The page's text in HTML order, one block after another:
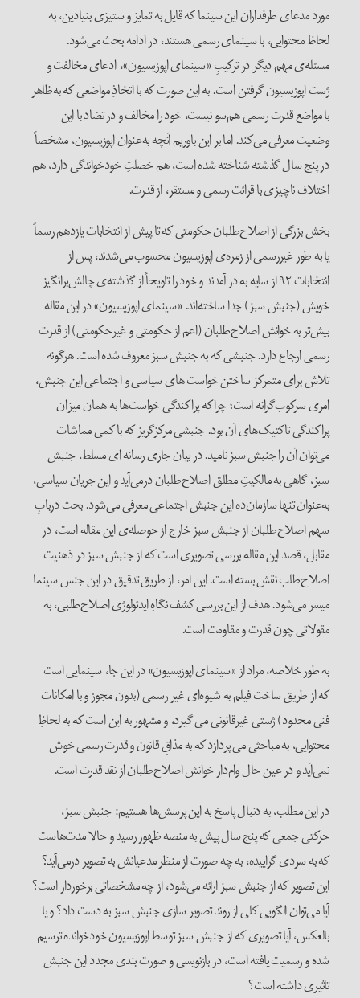
مورد مدعای طرفداران این سینما که قایل به تمایز و ستیزی بنیادین، به
لحاظ محتوایی، با سینمای رسمی هستند، در ادامه بحث می‌شود.
مسئله‌ی مهم دیگر در ترکیبِ «سینمای اپوزیسیون»، ادعای مخالفت و
ژست اپوزیسیون گرفتن است. به این صورت که با اتخاذِ مواضعی که به‌ظاهر
با مواضع قدرت رسمی هم‌سو نیست، خود را مخالف و در تضاد با این
وضعیت معرفی می‌کند. اما بر این باوریم آنچه به‌عنوان اپوزیسیون، مشخصاً
در پنج سال گذشته شناخته شده است، هم خصلتِ خودخواندگی دارد، هم
اختلاف ناچیزی با قرائت رسمی و مستقر، از قدرت.
بخش بزرگی از اصلاح‌طلبان حکومتی که تا پیش از انتخابات یازدهم رسماً
یا به طور غیررسمی از زمره‌ی اپوزیسیون محسوب می‌شدند، پس از
انتخابات ۹۲ از سایه به در آمدند و خود را تلویحاً از گذشته‌ی چالش‌برانگیز
خویش (جنبش سبز) جدا ساخته‌اند. «سینمای اپوزیسیون» در این مقاله
بیش‌تر به خوانش اصلاح‌طلبان (اعم از حکومتی و غیرحکومتی) از قدرت
رسمی ارجاع دارد. جنبشی که به جنبش سبز معروف شده است. هرگونه
تلاش برای متمرکز ساختن خواست های سیاسی و اجتماعی این جنبش،
امری سرکوب‌گرانه است؛ چراکه پراکندگی خواست‌ها به همان میزان
پراکندگی تاکتیک‌های آن بود. جنبشی مرکزگریز که با کمی مماشات
می‌توان آن را جنبش سبز نامید. در بیان جاری رسانه ای مسلط، جنبش
سبز، گاهی به مالکیتِ مطلق اصلاح‌طلبان درمی‌آید و این جریان سیاسی،
به‌عنوان تنها سازمان‌ده این جنبش اجتماعی معرفی می‌شود. بحث دربابِ
سهم اصلاح‌طلبان از جنبش سبز خارج از حوصله‌ی این مقاله است، در
مقابل، قصد این مقاله بررسی تصویری است که از جنبش سبز در ذهنیت
اصلاح‌طلب نقش بسته است. این امر، از طریق تدقیق در این جنس سینما
میسر می‌شود. هدف از این بررسی کشف نگاهِ ایدئولوژی اصلاح‌طلبی، به
مقولاتی چون قدرت و مقاومت است.
به طور خلاصه، مراد از «سینمای اپوزیسیون» در این جا، سینمایی است
که از طریق ساخت فیلم به شیوه‌ای غیر رسمی (بدون مجوز و با امکانات
فنی محدود) ژستی غیرقانونی می گیرد، و مشهور به این است که به لحاظِ
محتوایی، به مباحثی می پردازد که به مذاقِ قانون و قدرت رسمی خوش
نمی‌آید و در عین حال وام‌دار خوانش اصلاح‌طلبان از نقد قدرت است.
در این مطلب، به دنبال پاسخ به این پرسش‌ها هستیم: جنبش سبز،
حرکتی جمعی که پنج سال پیش به منصه ظهور رسید و حالا مدت‌هاست
که به سردی گراییده، به چه صورت از منظر مدعیانش به تصویر درمی‌آید؟
این تصویر که از جنبش سبز ارائه می‌شود، از چه مشخصاتی برخوردار است؟
آیا می‌توان الگویی کلی از روند تصویر سازی جنبش سبز به دست داد؟ و یا
بالعکس، آیا تصویری که از جنبش سبز توسط اپوزیسیون خودخوانده ترسیم
شده و رسمیت یافته است، در بازنویسی و صورت بندی مجدد این جنبش
تاثیری داشته است؟